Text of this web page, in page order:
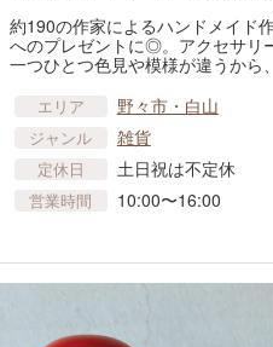
約190の作家によるハンドメイド
へのプレゼントに◎。アクセサリ
一つひとつ色見や模様が違うから
エリア 野々市・白山
ジャンル 雑貨
定休日 土日祝は不定休
営業時間 10:00〜16:00